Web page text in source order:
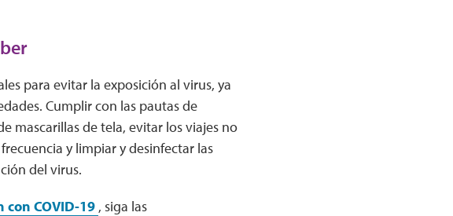
para evitar la exposición al virus, ya
Cumplir con las pautas de
mascarillas de tela, evitar los viajes no
y limpiar y desinfectar las
del virus.
COVID-19 , siga las